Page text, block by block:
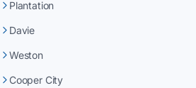
Plantation
Davie
Weston
Cooper City